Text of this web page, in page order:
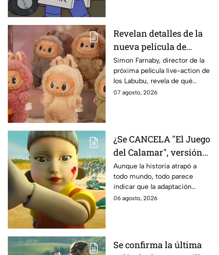
Revelan detalles de la
nueva película de
Labubu: de qué tratará
y cuándo se estrena
Simon Farnaby, director de la
próxima película live-action de
los Labubu, revela de qué
tratará la cinta. Aquí te
07 agosto, 2026
¿Se CANCELA "El Juego
del Calamar", versión
Estados Unidos? Esto
es lo que se sabe al
momento
Aunque la historia atrapó a
todo mundo, todo parece
indicar que la adaptación
podría ser cancelada:
06 agosto, 2026
Se confirma la última